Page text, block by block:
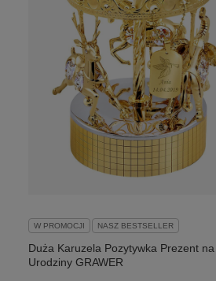
W PROMOCJI NASZ BESTSELLER
Duża Karuzela Pozytywka Prezent
Urodziny GRAWER